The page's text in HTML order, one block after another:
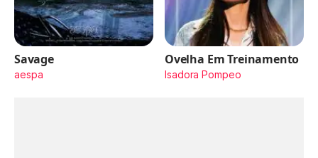
Savage
aespa
Ovelha Em Treinamento
Isadora Pompeo